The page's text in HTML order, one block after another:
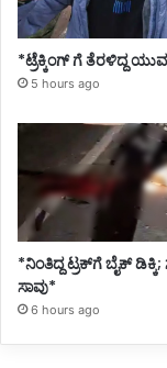
*ಟ್ರೆಕ್ಕಿಂಗ್ ಗೆ ತೆರಳಿದ್ದ
5 hours ago
*ನಿಂತಿದ್ದ ಟ್ರಕ್‌ಗೆ ಬೈಕ್
ಸಾವು*
6 hours ago